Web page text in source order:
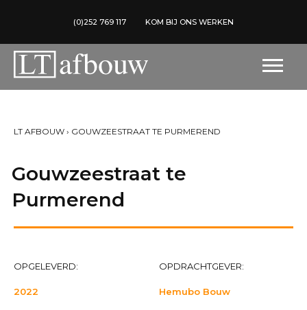
(0)252 769 117 KOM BIJ ONS WERKEN
LT AFBOUW › GOUWZEESTRAAT TE PURMEREND
Gouwzeestraat te
Purmerend
OPGELEVERD:
2022
OPDRACHTGEVER:
Hemubo Bouw